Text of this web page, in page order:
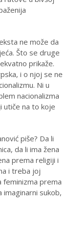
ne može da
Što se druge
prikaže.
i o njoj se ne
Ni u
nacionalizma
utiče na to koje
piše? Da li
da li ima žena
prema religiji i
i treba joj
feminizma prema
sukob,